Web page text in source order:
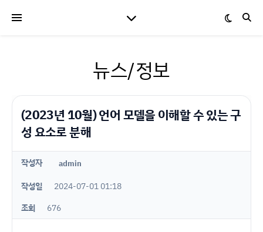
뉴스/정보
(2023년 10월) 언어 모델을 이해할 수 있는 구
성 요소로 분해
작성자 admin
작성일
2024-07-01 01:18
조회
676